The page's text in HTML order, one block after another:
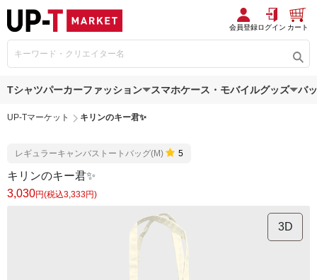
会員登録ログイン カート
Tシャツパーカーファッション スマホケース・モバイルグッズ バ
UP-Tマーケット キリンのキー君✨
レギュラーキャンバストートバッグ(M) 5
キリンのキー君✨
3,030円(税込3,333円)
3D